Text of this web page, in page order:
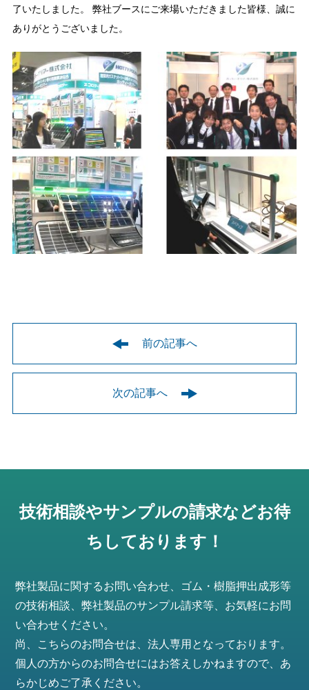
了いたしました。 弊社ブースにご来場いただきました皆様、誠に
ありがとうございました。
前の記事へ
次の記事へ
技術相談やサンプルの請求などお待
ちしております！
弊社製品に関するお問い合わせ、ゴム・樹脂押出成形等
の技術相談、弊社製品のサンプル請求等、お気軽にお問
い合わせください。
尚、こちらのお問合せは、法人専用となっております。
個人の方からのお問合せにはお答えしかねますので、あ
らかじめご了承ください。